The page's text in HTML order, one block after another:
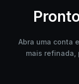
Abra uma conta
mais refinada,